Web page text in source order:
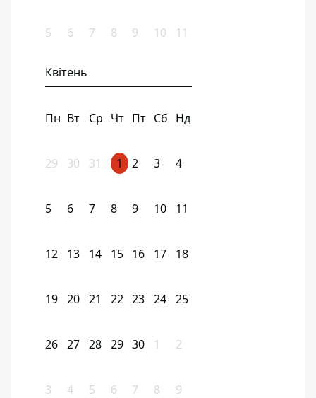
5 6 7 8 9 10 11
Квітень
Пн Вт Ср Чт Пт Сб Нд
29 30 31 1 2 3 4
5 6 7 8 9 10 11
12 13 14 15 16 17 18
19 20 21 22 23 24 25
26 27 28 29 30 1 2
3 4 5 6 7 8 9